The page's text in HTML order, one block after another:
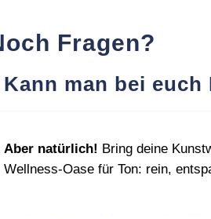
Fragen?
Kann man bei
Aber natürlich! Bring deine
Wellness‑Oase für Ton: rein,